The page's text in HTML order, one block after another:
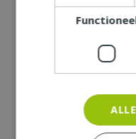
"Geranium
Wij zijn
recensie over
Biokovo P11"en
Tuinbon ter
Beoordeling:*